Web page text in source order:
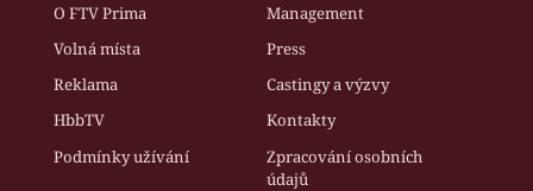
O FTV Prima
Management
Volná místa
Press
Reklama
Castingy a výzvy
HbbTV
Kontakty
Podmínky užívání
Zpracování osobních
údajů